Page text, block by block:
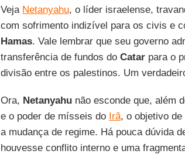
Veja Netanyahu, o líder israelense,
com sofrimento indizível para os civis e
Hamas. Vale lembrar que seu governo
transferência de fundos do Catarpara o
divisão entre os palestinos. Um
Ora, Netanyahunão esconde que, além
e o poder de mísseis do Irã, o objetivo
a mudança de regime. Há pouca dúvida
houvesse conflito interno e uma